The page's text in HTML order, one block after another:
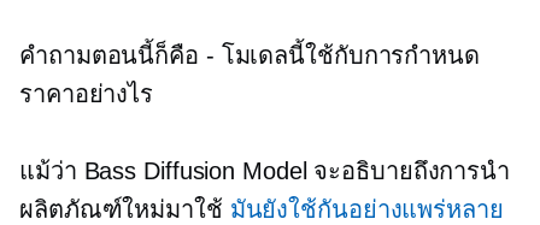
คำถามตอนนี้ก็คือ - โมเดลนี้ใช้กับการกำหนด
ราคาอย่างไร
แม้ว่า Bass Diffusion Model จะอธิบายถึงการนำ
ผลิตภัณฑ์ใหม่มาใช้ มันยังใช้กันอย่างแพร่หลาย